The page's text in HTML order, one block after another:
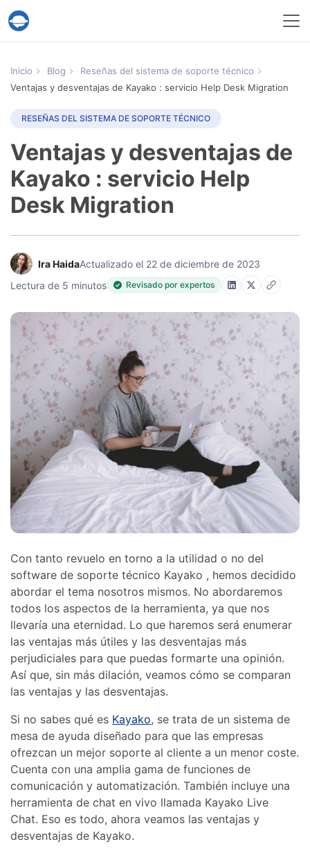
Servicio Help Desk Migration
Inicio Blog
Reseñas del sistema de soporte técnico
Ventajas y desventajas de Kayako : servicio Help Desk Migration
RESEÑAS DEL SISTEMA DE SOPORTE TÉCNICO
Ventajas y desventajas de
Kayako : servicio Help
Desk Migration
Ira HaidaActualizado el 22 de diciembre de 2023
Lectura de 5 minutos
Revisado por expertos
Con tanto revuelo en torno a la utilidad o no del
software de soporte técnico Kayako , hemos decidido
abordar el tema nosotros mismos. No abordaremos
todos los aspectos de la herramienta, ya que nos
llevaría una eternidad. Lo que haremos será enumerar
las ventajas más útiles y las desventajas más
perjudiciales para que puedas formarte una opinión.
Así que, sin más dilación, veamos cómo se comparan
las ventajas y las desventajas.
Si no sabes qué es Kayako, se trata de un sistema de
mesa de ayuda diseñado para que las empresas
ofrezcan un mejor soporte al cliente a un menor coste.
Cuenta con una amplia gama de funciones de
comunicación y automatización. También incluye una
herramienta de chat en vivo llamada Kayako Live
Chat. Eso es todo, ahora veamos las ventajas y
desventajas de Kayako.